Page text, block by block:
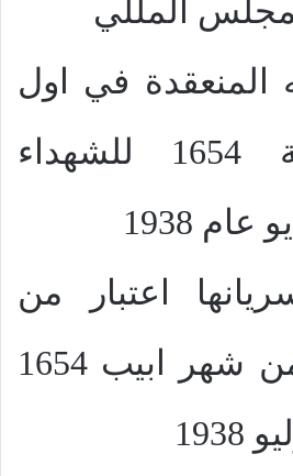
المللي
المنعقدة في اول
بشنس سنة 1654 للشهداء
اعتبار من
اليوم الاول من شهر ابيب 1654